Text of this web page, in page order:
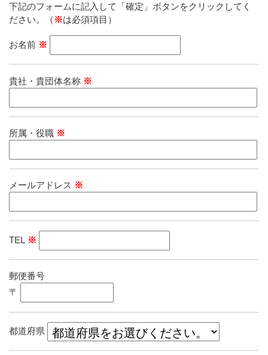
下記のフォームに記入して「確定」ボタンをクリックしてく
ださい。（ ※は必須項目）
お名前 ※
貴社・貴団体名称 ※
所属・役職 ※
メールアドレス ※
TEL ※
郵便番号
〒
都道府県